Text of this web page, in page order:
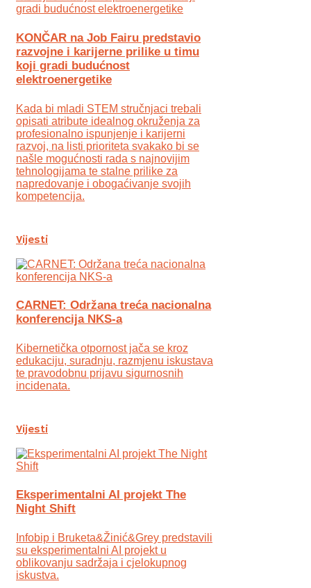
KONČAR na Job Fairu predstavio
razvojne i karijerne prilike u timu
koji gradi budućnost
elektroenergetike
Kada bi mladi STEM stručnjaci trebali
opisati atribute idealnog okruženja za
profesionalno ispunjenje i karijerni
razvoj, na listi prioriteta svakako bi se
našle mogućnosti rada s najnovijim
tehnologijama te stalne prilike za
napredovanje i obogaćivanje svojih
kompetencija.
Vijesti
CARNET: Održana treća nacionalna
konferencija NKS-a
Kibernetička otpornost jača se kroz
edukaciju, suradnju, razmjenu iskustava
te pravodobnu prijavu sigurnosnih
incidenata.
Vijesti
Eksperimentalni AI projekt The
Night Shift
Infobip i Bruketa&Žinić&Grey predstavili
su eksperimentalni AI projekt u
oblikovanju sadržaja i cjelokupnog
iskustva.